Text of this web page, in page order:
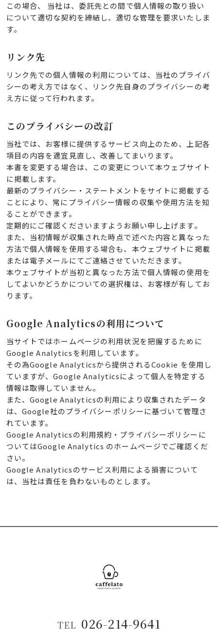
この場合、 当社は、委託先との間で個人情報の取り扱い
について適切な契約を締結し、適切な管理を要求いたしま
す。
リンク先
リンク先での個人情報の利用については、当社のプライバ
シーの考え方ではなく、リンク先自身のプライバシーの考
え方に従って行われます。
このプライバシーの改訂
当社では、お客様に提供するサービス向上のため、上記各
項目の内容を適宜見直し、改善してまいります。
本書を変更する場合は、この変更について本ウェブサイト
に掲載します。
最新のプライバシー・ステートメントをサイトに掲載する
ことにより、常にプライバシー情報の収集や使用方法を知
ることができます。
定期的にご確認くださいますようお願い申し上げます。
また、当初情報が収集された時点で述べた内容と異なった
方法で個人情報を使用する場合も、本ウェブサイトに掲載
または電子メールにてご連絡させていただきます。
本ウェブサイトが当初と異なった方法で個人情報の使用を
してよいかどうかについての選択権は、お客様が有してお
ります。
Google Analyticsの利用について
当サイトではホームページの利用状況を把握するために
Google Analyticsを利用しています。
その為Google Analyticsから提供されるCookie を使用し
ていますが、Google Analyticsによって個人を特定する
情報は取得していません。
また、Google Analyticsの利用により収集されたデータ
は、Google社のプライバシーポリシーに基づいて管理さ
れています。
Google Analyticsの利用規約・プライバシーポリシーに
ついてはGoogle Analytics のホームページでご確認くだ
さい。
Google Analyticsのサービス利用による損害について
は、当社は責任を負わないものとします。
TEL 026-214-9641